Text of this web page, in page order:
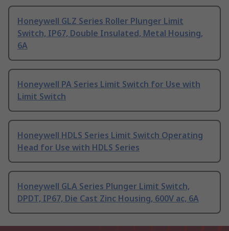
Honeywell GLZ Series Roller Plunger Limit
Switch, IP67, Double Insulated, Metal Housing,
6A
Honeywell PA Series Limit Switch for Use with
Limit Switch
Honeywell HDLS Series Limit Switch Operating
Head for Use with HDLS Series
Honeywell GLA Series Plunger Limit Switch,
DPDT, IP67, Die Cast Zinc Housing, 600V ac, 6A